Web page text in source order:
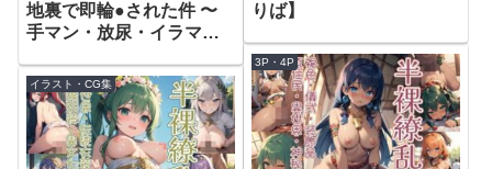
地裏で即輪●された件 〜
手マン・放尿・イラマ・
で眠っても再び襲われて
絶頂と屈辱に溺れながら
壊されていく絶望の連続
凌●〜【いくら】
りば】
3P・4P
イラスト・CG集